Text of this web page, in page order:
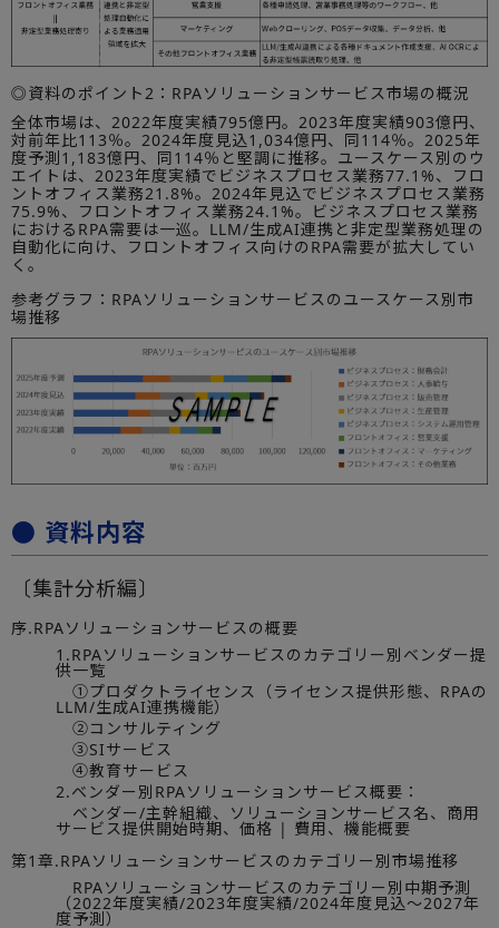
◎資料のポイント2：RPAソリューションサービス市場の概況
全体市場は、2022年度実績795億円。2023年度実績903億円、
対前年比113％。2024年度見込1,034億円、同114％。2025年
度予測1,183億円、同114％と堅調に推移。ユースケース別のウ
エイトは、2023年度実績でビジネスプロセス業務77.1%、フロ
ントオフィス業務21.8%。2024年見込でビジネスプロセス業務
75.9%、フロントオフィス業務24.1%。ビジネスプロセス業務
におけるRPA需要は一巡。LLM/生成AI連携と非定型業務処理の
自動化に向け、フロントオフィス向けのRPA需要が拡大してい
く。
参考グラフ：RPAソリューションサービスのユースケース別市
場推移
● 資料内容
〔集計分析編〕
序.RPAソリューションサービスの概要
1.RPAソリューションサービスのカテゴリー別ベンダー提
供一覧
①プロダクトライセンス（ライセンス提供形態、RPAの
LLM/生成AI連携機能）
②コンサルティング
③SIサービス
④教育サービス
2.ベンダー別RPAソリューションサービス概要：
ベンダー/主幹組織、ソリューションサービス名、商用
サービス提供開始時期、価格 | 費用、機能概要
第1章.RPAソリューションサービスのカテゴリー別市場推移
RPAソリューションサービスのカテゴリー別中期予測
（2022年度実績/2023年度実績/2024年度見込～2027年
度予測）